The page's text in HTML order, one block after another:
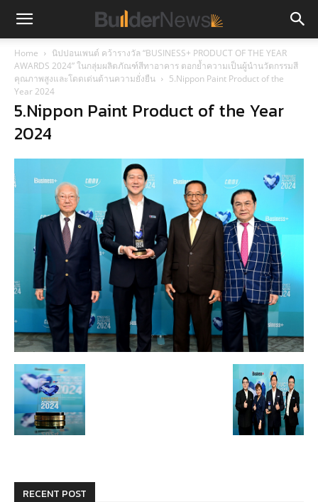
Home
นิปปอนเพนต์ คว้ารางวัล “BUSINESS+ PRODUCT OF THE YEAR
AWARDS 2024” ในกลุ่มผลิตภัณฑ์สีทาอาคาร ตอกย้ำความเป็นผู้นำนวัตกรรมสี
คุณภาพสูงและโดดเด่นด้านความยั่งยืน
5.Nippon Paint Product of the
Year 2024
5.Nippon Paint Product of the Year
2024
RECENT POST